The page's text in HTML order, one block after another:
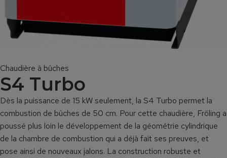
Chaudière à bûches
S4 Turbo
Dès la puissance de 15 kW seulement, la S4 Turbo permet la
combustion de bûches de 50 cm. Pour cette chaudière, Fröling a
poussé plus loin le développement de la géométrie cylindrique
de la chambre de combustion qui a déjà fait ses preuves, et
pose ainsi de nouveaux jalons. La construction robuste et